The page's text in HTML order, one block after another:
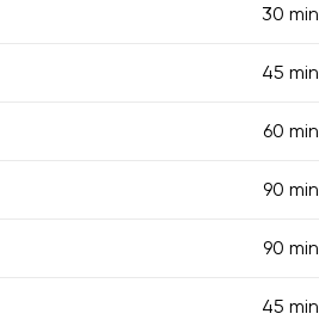
30 min
45 min
60 min
90 min
90 min
45 min